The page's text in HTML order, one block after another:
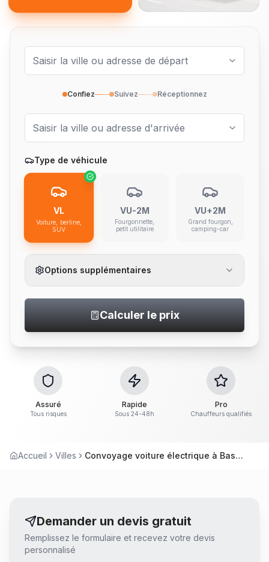
Confiez Suivez Réceptionnez
Type de véhicule
VL
Voiture, berline,
SUV
VU-2M
Fourgonnette,
petit utilitaire
VU+2M
Grand fourgon,
camping-car
Options supplémentaires
Calculer le prix
Assuré
Tous risques
Rapide
Sous 24-48h
Pro
Chauffeurs qualifiés
Accueil Villes Convoyage voiture électrique à Basse-Goulaine
Demander un devis gratuit
Remplissez le formulaire et recevez votre devis
personnalisé